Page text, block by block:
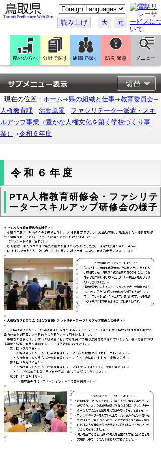
こ
の
ペ
ー
ジ
翻
訳
す
る
読み上げ 大 元
県外の方へ 分野で探す 組織で探す 防災 緊急 メニュー
現在の位置： ホーム 県の組織と仕事
教育委員会
人権教育課
活動風景
ファシリテーター派遣・スキ
ルアップ事業（豊かな人権文化を築く学校づくり事
業）
令和６年度
令和６年度
PTA人権教育研修会・ファシリテ
ータースキルアップ研修会の様子